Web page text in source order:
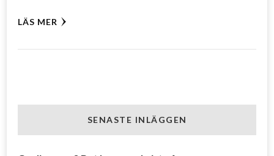
LÄS MER
SENASTE INLÄGGEN